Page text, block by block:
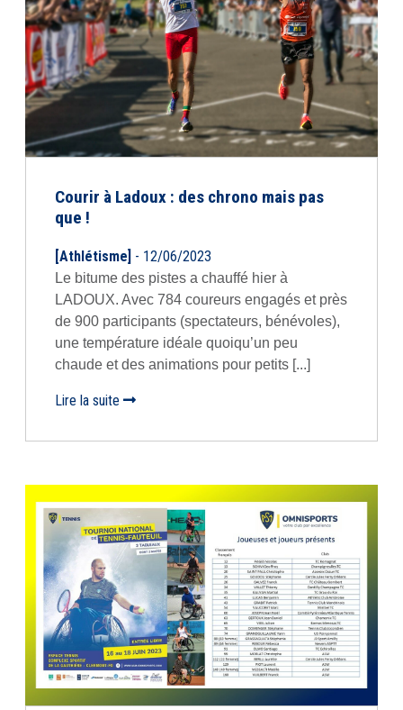
Courir à Ladoux : des chrono mais pas
que !
[Athlétisme] - 12/06/2023
Le bitume des pistes a chauffé hier à
LADOUX. Avec 784 coureurs engagés et près
de 900 participants (spectateurs, bénévoles),
une température idéale quoiqu’un peu
chaude et des animations pour petits [...]
Lire la suite